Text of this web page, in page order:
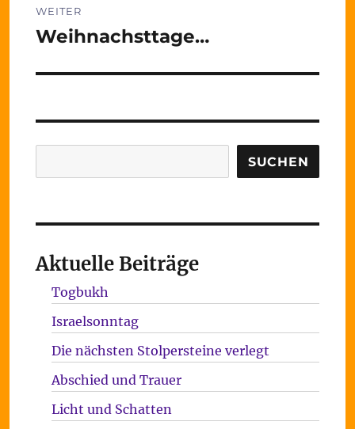
WEITER
Nächster
Weihnachsttage…
SUCHEN
Aktuelle Beiträge
Togbukh
Israelsonntag
Die nächsten Stolpersteine verlegt
Abschied und Trauer
Licht und Schatten